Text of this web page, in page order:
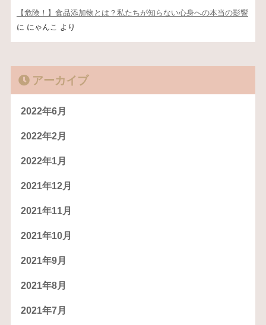
【危険！】食品添加物とは？私たちが知らない心身への本当の影響
に にゃんこ より
アーカイブ
2022年6月
2022年2月
2022年1月
2021年12月
2021年11月
2021年10月
2021年9月
2021年8月
2021年7月